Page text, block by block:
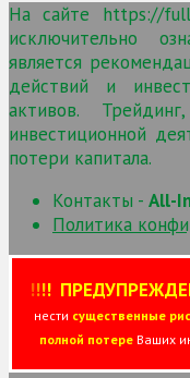
На сайте https://
исключительно
является
действий и
активов.
инвестиционной
потери капитала.
Контакты - All-
Политика
!!!!
нести существенные
полной потереВаших